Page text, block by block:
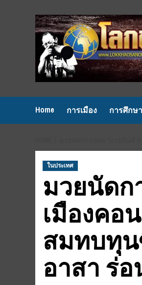
Home การเมือง การศึกษา
ในประเทศ
มวยนัดก
เมืองคอ
สมทบทุ
อาสา ร่